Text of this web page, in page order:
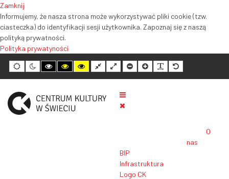
Zamknij
Informujemy, że nasza strona może wykorzystywać pliki cookie (tzw.
ciasteczka) do identyfikacji sesji użytkownika. Zapoznaj się z naszą
polityką prywatności.
Polityka prywatyności
Tryb
domyślny
Tryb
nocny
Tryb
wysokiego
kontrastu
biały
Tryb
wysokiego
kontrastu
żółty
Tryb
wysokiego
kontrastu
czarny
Normalny
układ
Szeroki
układ
Mniejszy
rozmiar
tekstu
Większy
rozmiar
tekstu
Czytelność
tekstu
Domyślny
rozmiar
tekstu
O
nas
BIP
Infrastruktura
Logo CK